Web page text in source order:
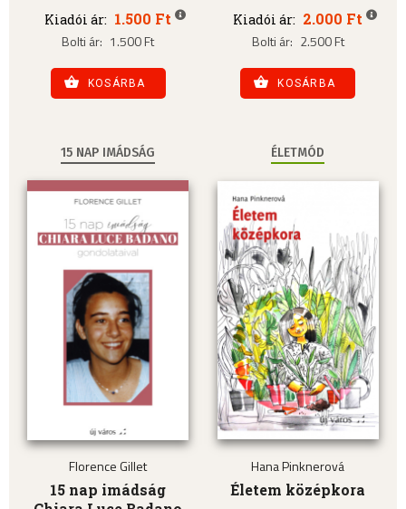
Kiadói ár: 1.500 Ft
Bolti ár: 1.500 Ft
KOSÁRBA
Kiadói ár: 2.000 Ft
Bolti ár: 2.500 Ft
KOSÁRBA
15 NAP IMÁDSÁG
Florence Gillet
15 nap imádság
ÉLETMÓD
Hana Pinknerová
Életem középkora